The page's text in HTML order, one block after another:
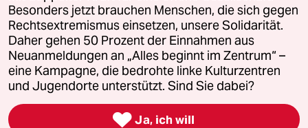
wenden Sie sich bitte an lizenzen@taz.de
Feedback Redaktionsstatut Kommune-Richtlinien
Leitlinie Informant Datenschutz Impressum AGB
Seitenwende Einwilligungen widerrufen (Ads)
Besonders jetzt brauchen Menschen, die sich gegen
Rechtsextremismus einsetzen, unsere Solidarität.
Daher gehen 50 Prozent der Einnahmen aus
Neuanmeldungen an „Alles beginnt im Zentrum“ –
eine Kampagne, die bedrohte linke Kulturzentren
und Jugendorte unterstützt. Sind Sie dabei?
 Ja, ich will